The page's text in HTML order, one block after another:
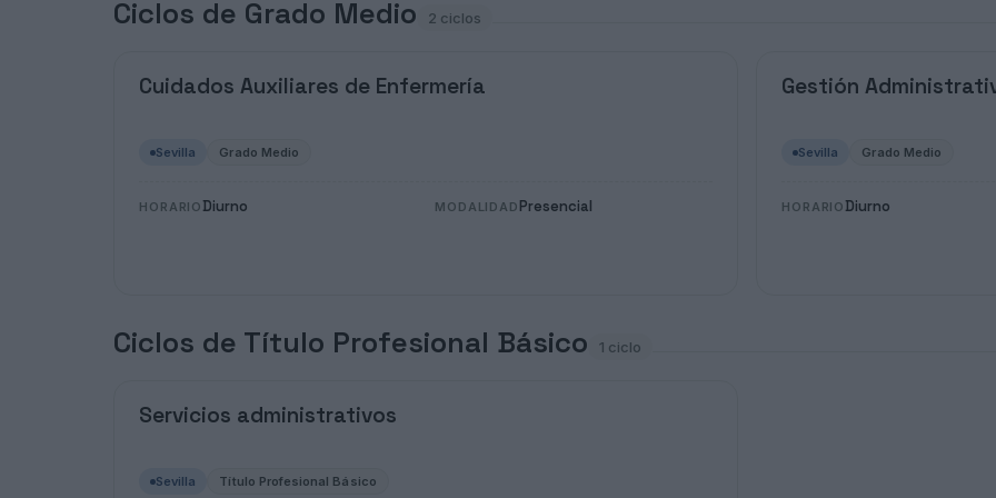
Ciclos de Grado Medio 2 ciclos
Cuidados Auxiliares de Enfermería
Sevilla Grado Medio
HORARIO Diurno MODALIDAD Presencial
Gestión
Sevilla Grado Medio
HORARIO Diurno
Ciclos de Título Profesional Básico 1 ciclo
Servicios administrativos
Sevilla Título Profesional Básico